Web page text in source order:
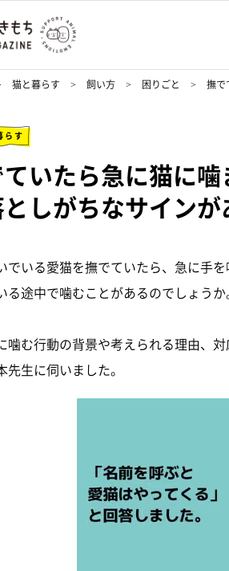
猫と暮らす 飼い方 困りごと 撫で
らす
いたら急に猫に
しがちなサインが
でいる愛猫を撫でていたら、急に手
る途中で噛むことがあるのでしょうか
噛む行動の背景や考えられる理由、
先生に伺いました。